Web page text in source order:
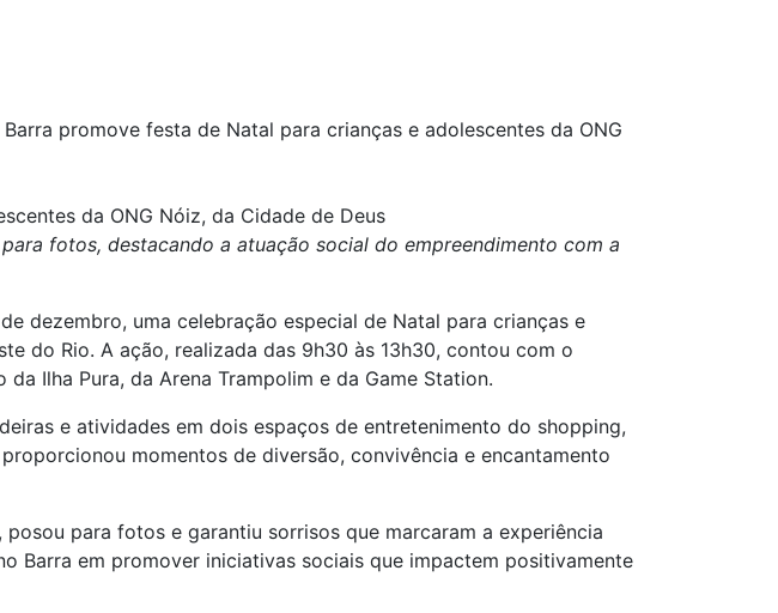
promove festa de Natal para crianças e adolescentes da ONG
da ONG Nóiz, da Cidade de Deus
fotos, destacando a atuação social do empreendimento com a
dezembro, uma celebração especial de Natal para crianças e
do Rio. A ação, realizada das 9h30 às 13h30, contou com o
Ilha Pura, da Arena Trampolim e da Game Station.
e atividades em dois espaços de entretenimento do shopping,
momentos de diversão, convivência e encantamento
para fotos e garantiu sorrisos que marcaram a experiência
Barra em promover iniciativas sociais que impactem positivamente